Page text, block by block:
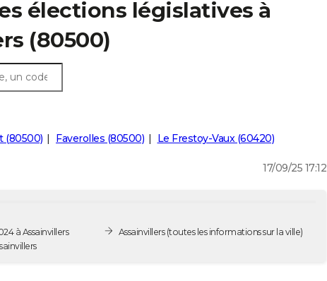
élections législatives à
(80500)
(80500) Faverolles (80500) Le Frestoy-Vaux (60420)
17/09/25 17:12
à Assainvillers
vote à Assainvillers
Assainvillers(toutes les informations sur la ville)